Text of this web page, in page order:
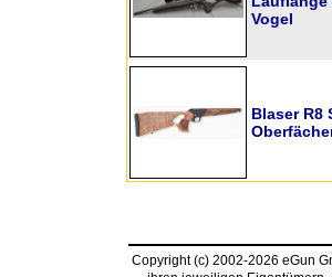
Vogel
Blaser R8
Copyright (c) 2002-2026 eGun